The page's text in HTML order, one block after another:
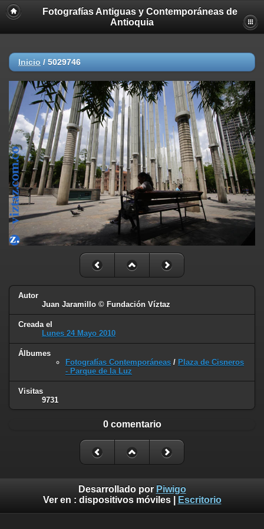
Fotografías Antiguas y Contemporáneas de
Antioquia
Inicio / 5029746
Autor
Juan Jaramillo © Fundación Víztaz
Creada el
Lunes 24 Mayo 2010
Álbumes
Fotografías Contemporáneas / Plaza de Cisneros
- Parque de la Luz
Visitas
9731
0 comentario
Desarrollado por Piwigo
Ver en : dispositivos móviles| Escritorio